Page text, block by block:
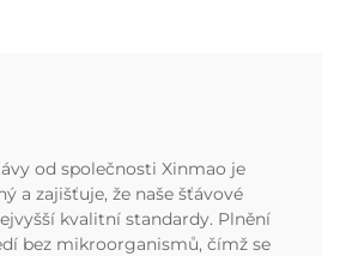
od společnosti Xinmao je
a zajišťuje, že naše šťávové
kvalitní standardy. Plnění
bez mikroorganismů, čímž se